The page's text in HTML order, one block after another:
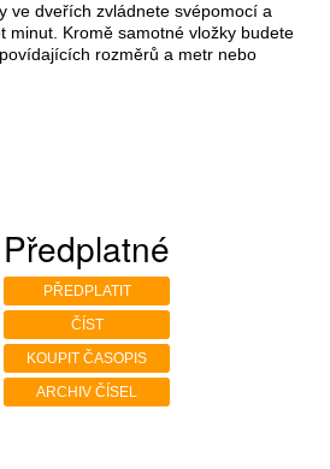
ve dveřích zvládnete svépomocí a
minut. Kromě samotné vložky budete
rozměrů a metr nebo
Předplatné
PŘEDPLATIT
ČÍST
KOUPIT ČASOPIS
ARCHIV ČÍSEL